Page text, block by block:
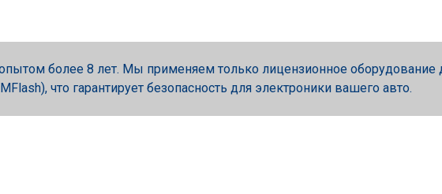
более 8 лет. Мы применяем только лицензионное оборудование
что гарантирует безопасность для электроники вашего авто.